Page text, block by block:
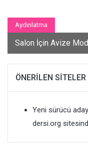
Aydınlatma
Salon İçin Avize
ÖNERILEN SITELER
Yeni sürücü
dersi.org